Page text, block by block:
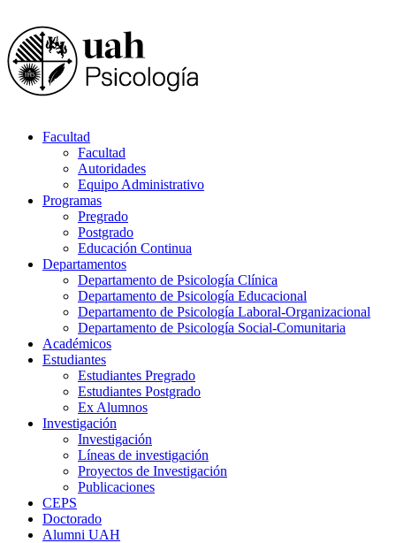
Facultad
Facultad
Autoridades
Equipo Administrativo
Programas
Pregrado
Postgrado
Educación Continua
Departamentos
Departamento de Psicología Clínica
Departamento de Psicología Educacional
Departamento de Psicología Laboral-Organizacional
Departamento de Psicología Social-Comunitaria
Académicos
Estudiantes
Estudiantes Pregrado
Estudiantes Postgrado
Ex Alumnos
Investigación
Investigación
Líneas de investigación
Proyectos de Investigación
Publicaciones
CEPS
Doctorado
Alumni UAH